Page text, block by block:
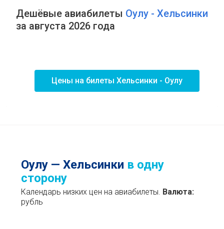
Дешёвые авиабилеты Оулу - Хельсинки
за августа 2026 года
Цены на билеты Хельсинки - Оулу
Оулу — Хельсинки в одну
сторону
Календарь низких цен на авиабилеты. Валюта:
рубль